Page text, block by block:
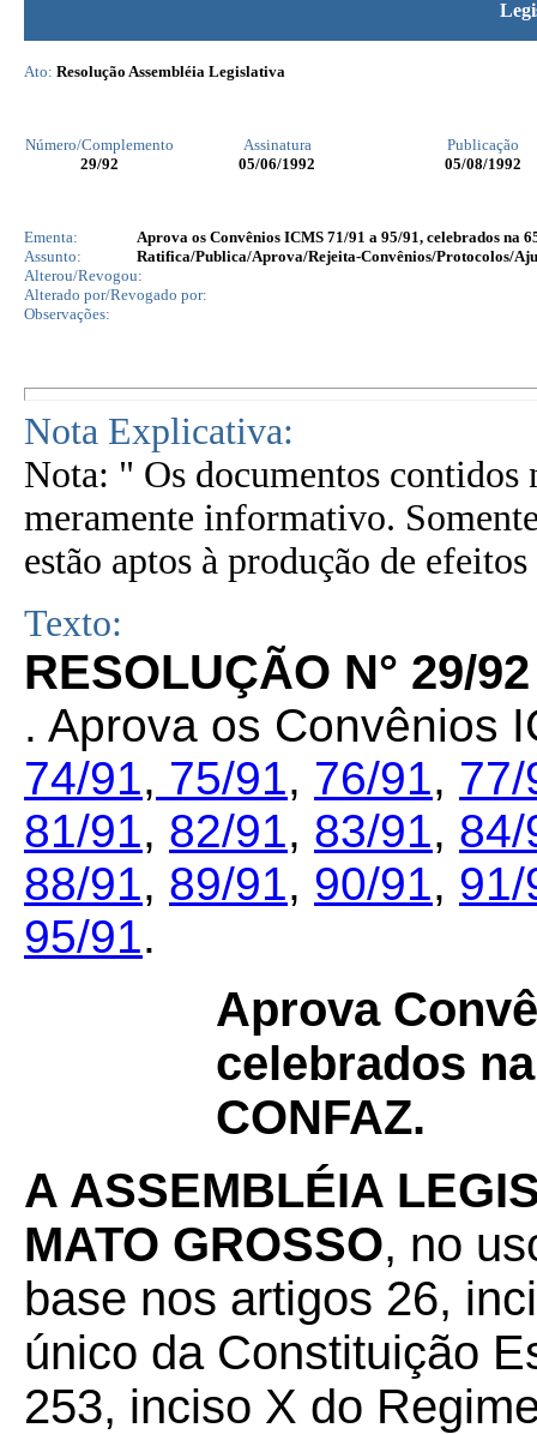
Ato: Resolução Assembléia Legislativa
Número/Complemento Assinatura
Publicação
29/92 05/06/1992 05/08/1992
Ementa:
Aprova os Convênios ICMS 71/91 a 95/91, celebrados na
Assunto:
Ratifica/Publica/Aprova/Rejeita-Convênios/Protocolos/
Alterou/Revogou:
Alterado por/Revogado por:
Observações:
Nota Explicativa:
Nota: " Os documentos contidos
meramente informativo.
estão aptos à produção de
Texto:
RESOLUÇÃO N° 29/92
. Aprova os Convênios
74/91, 75/91, 76/91, 77/
81/91, 82/91, 83/91, 84/
88/91, 89/91, 90/91, 91/
95/91.
Aprova
celebrados
CONFAZ.
A ASSEMBLÉIA
MATO GROSSO, no
base nos artigos 26,
único da Constituição
253, inciso X do